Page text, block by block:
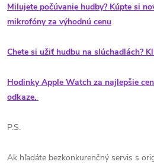
Milujete počúvanie hudby? Kúpte si
mikrofóny za výhodnú cenu
Chete si užiť hudbu na slúchadlách?
Hodinky Apple Watch za najlepšie
odkaze.
P.S.
Ak hľadáte bezkonkurenčný servis s